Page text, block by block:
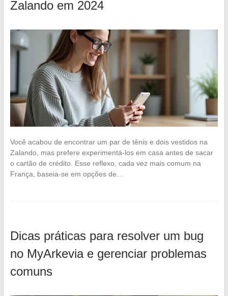
Zalando em 2024
Você acabou de encontrar um par de tênis e dois vestidos na
Zalando, mas prefere experimentá-los em casa antes de sacar
o cartão de crédito. Esse reflexo, cada vez mais comum na
França, baseia-se em opções de…
Dicas práticas para resolver um bug
no MyArkevia e gerenciar problemas
comuns